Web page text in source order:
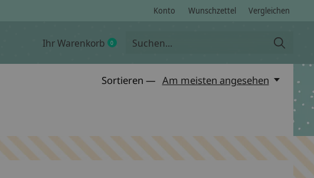
Konto Wunschzettel Vergleichen
Ihr Warenkorb 0items
Sortieren — Am meisten angesehen